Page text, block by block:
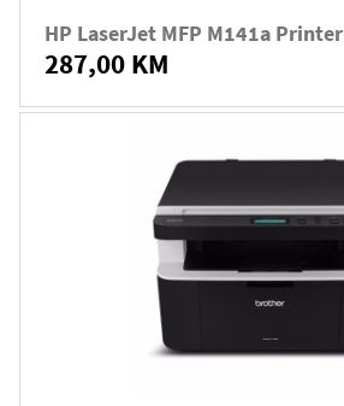
HP LaserJet MFP M141a Printer
287,00 KM